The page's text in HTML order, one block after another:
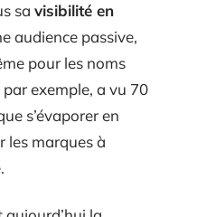
sa visibilité en
audience passive,
pour les noms
exemple, a vu 70
s’évaporer en
les marques à